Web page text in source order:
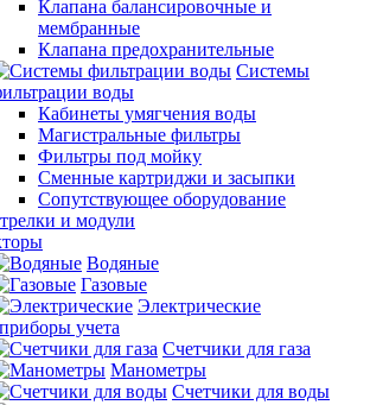
Клапана балансировочные и
мембранные
Клапана предохранительные
Системы
воды
Кабинеты умягчения воды
Магистральные фильтры
Фильтры под мойку
Сменные картриджи и засыпки
Сопутствующее оборудование
и модули
Водяные
Газовые
Электрические
учета
Счетчики для газа
Манометры
Счетчики для воды